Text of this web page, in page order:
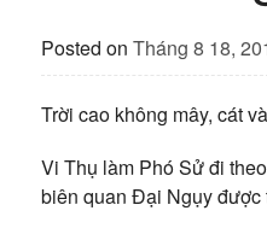
Posted on Tháng 8 18,
Trời cao không mây, cát
Vi Thụ làm Phó Sử đi
biên quan Đại Ngụy được